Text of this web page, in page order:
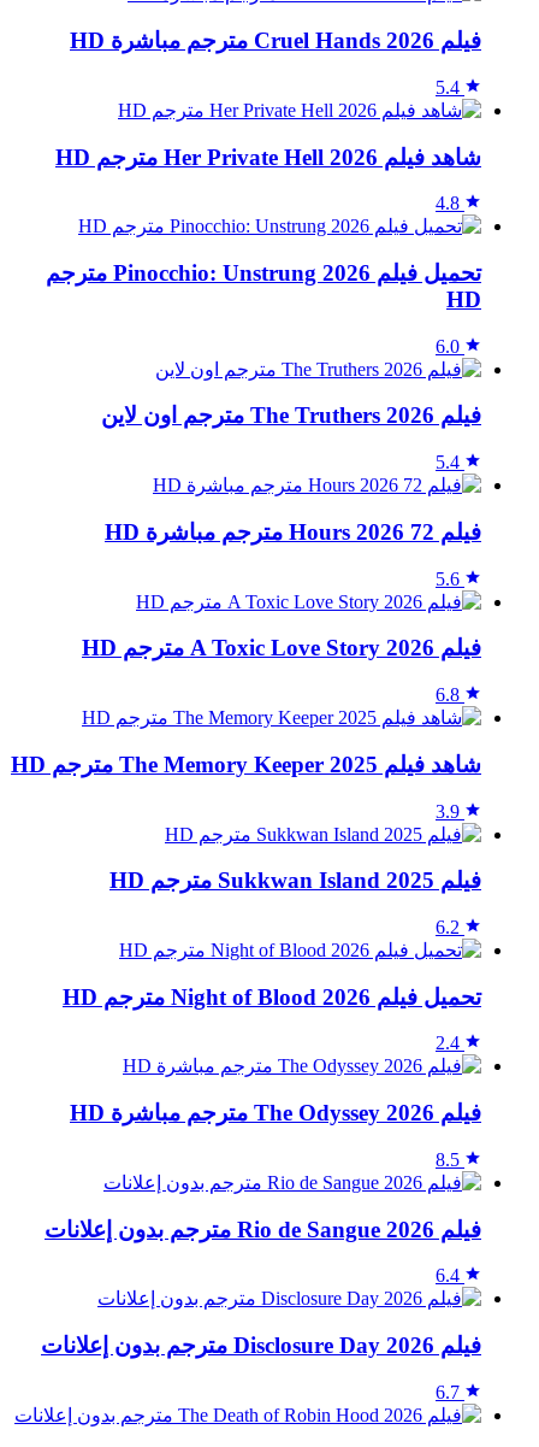
فيلم Cruel Hands 2026 مترجم مباشرة HD
5.4
شاهد فيلم Her Private Hell 2026 مترجم HD
4.8
تحميل فيلم Pinocchio: Unstrung 2026 مترجم
HD
6.0
فيلم The Truthers 2026 مترجم اون لاين
5.4
فيلم 72 Hours 2026 مترجم مباشرة HD
5.6
فيلم A Toxic Love Story 2026 مترجم HD
6.8
شاهد فيلم The Memory Keeper 2025 مترجم HD
3.9
فيلم Sukkwan Island 2025 مترجم HD
6.2
تحميل فيلم Night of Blood 2026 مترجم HD
2.4
فيلم The Odyssey 2026 مترجم مباشرة HD
8.5
فيلم Rio de Sangue 2026 مترجم بدون إعلانات
6.4
فيلم Disclosure Day 2026 مترجم بدون إعلانات
6.7